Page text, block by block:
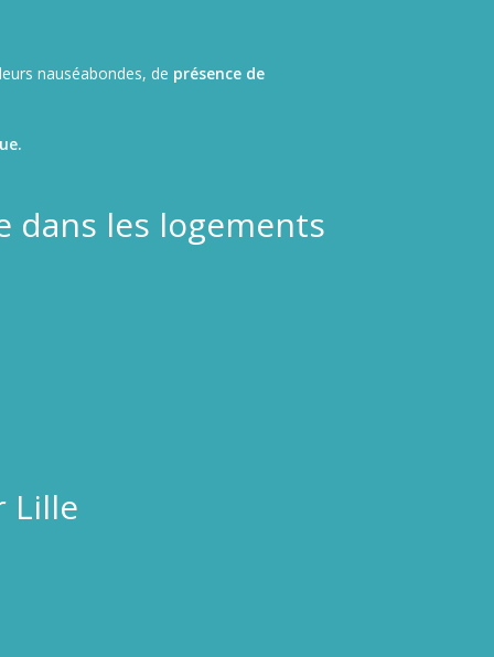
nauséabondes, de présence de
dans les logements
Lille